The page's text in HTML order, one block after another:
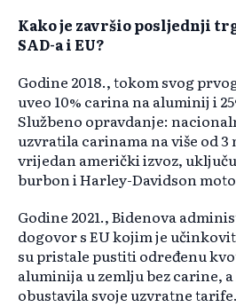
Kako je završio posljednji
SAD-a i EU?
Godine 2018., tokom svog
uveo 10% carina na aluminij i
Službeno opravdanje:
uzvratila carinama na više od
vrijedan američki izvoz,
burbon i Harley-Davidson
Godine 2021., Bidenova
dogovor s EU kojim je
su pristale pustiti određenu
aluminija u zemlju bez carine,
obustavila svoje uzvratne tarife.